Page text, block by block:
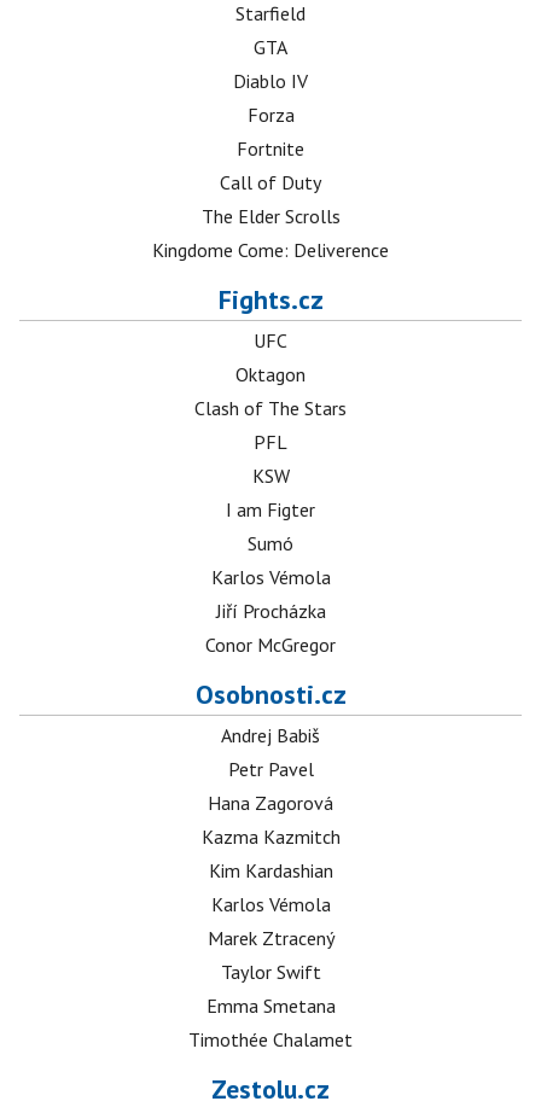
Starfield
GTA
Diablo IV
Forza
Fortnite
Call of Duty
The Elder Scrolls
Kingdome Come: Deliverence
Fights.cz
UFC
Oktagon
Clash of The Stars
PFL
KSW
I am Figter
Sumó
Karlos Vémola
Jiří Procházka
Conor McGregor
Osobnosti.cz
Andrej Babiš
Petr Pavel
Hana Zagorová
Kazma Kazmitch
Kim Kardashian
Karlos Vémola
Marek Ztracený
Taylor Swift
Emma Smetana
Timothée Chalamet
Zestolu.cz